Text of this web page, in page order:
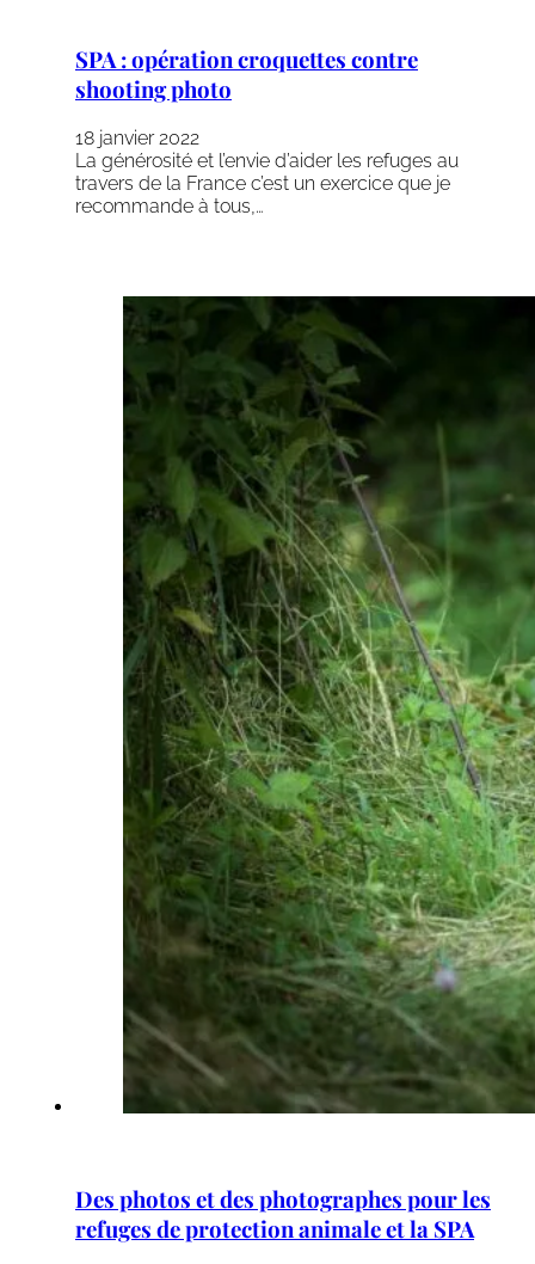
SPA : opération croquettes contre
shooting photo
18 janvier 2022
La générosité et l’envie d’aider les refuges au
travers de la France c’est un exercice que je
recommande à tous,…
Des photos et des photographes pour les
refuges de protection animale et la SPA